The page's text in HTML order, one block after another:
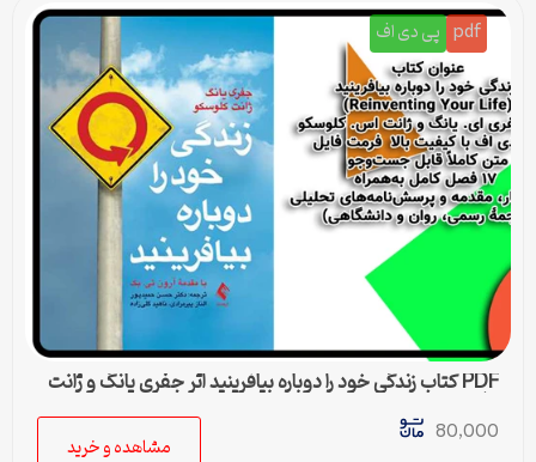
pdf پی دی اف
PDF کتاب زندگی خود را دوباره بیافرینید اثر جفری یانگ و ژانت
کلوسکو
80,000
مشاهده و خرید